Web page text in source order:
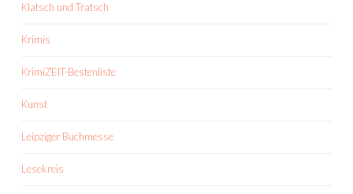
Klatsch und Tratsch
Krimis
KrimiZEIT-Bestenliste
Kunst
Leipziger Buchmesse
Lesekreis